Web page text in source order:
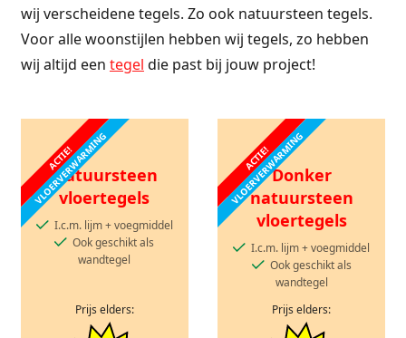
wij verscheidene tegels. Zo ook natuursteen tegels.
Voor alle woonstijlen hebben wij tegels, zo hebben
wij altijd een tegel die past bij jouw project!
ACTIE!
VLOERVERWARMING
Natuursteen
vloertegels
I.c.m. lijm + voegmiddel
Ook geschikt als
wandtegel
Prijs elders:
ACTIE!
VLOERVERWARMING
Donker
natuursteen
vloertegels
I.c.m. lijm + voegmiddel
Ook geschikt als
wandtegel
Prijs elders: